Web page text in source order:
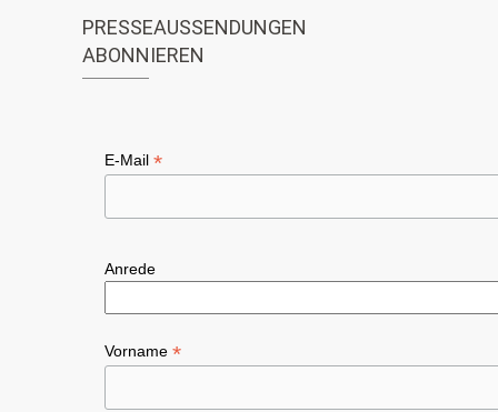
PRESSEAUSSENDUNGEN
ABONNIEREN
E-Mail *
Anrede
Vorname *